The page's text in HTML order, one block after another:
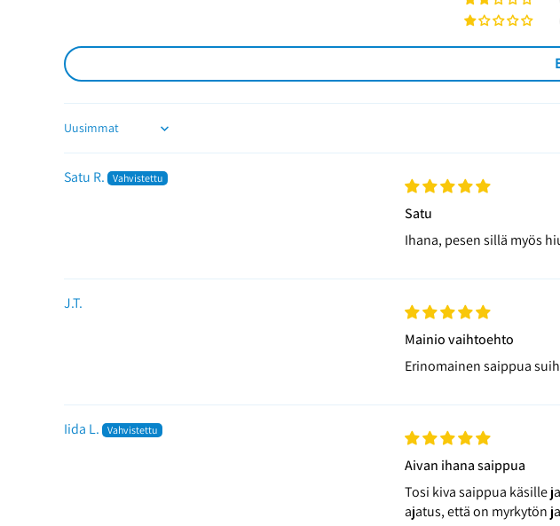
Sort by
Satu R.
Satu
Ihana, pesen sillä myös
J.T.
Mainio vaihtoehto
Erinomainen saippua
Iida L.
Aivan ihana saippua
Tosi kiva saippua käsille
ajatus, että on myrkytön